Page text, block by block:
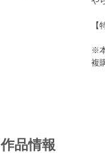
※
複
作品情報